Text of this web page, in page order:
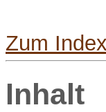
Zum Index
Inhalt